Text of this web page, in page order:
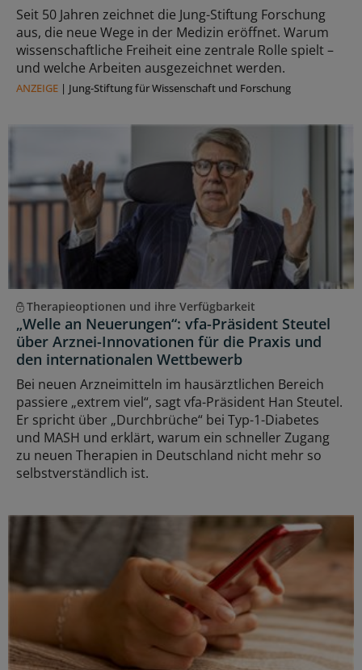
Seit 50 Jahren zeichnet die Jung-Stiftung Forschung
aus, die neue Wege in der Medizin eröffnet. Warum
wissenschaftliche Freiheit eine zentrale Rolle spielt –
und welche Arbeiten ausgezeichnet werden.
ANZEIGE | Jung-Stiftung für Wissenschaft und Forschung
Therapieoptionen und ihre Verfügbarkeit
„Welle an Neuerungen“: vfa-Präsident Steutel
über Arznei-Innovationen für die Praxis und
den internationalen Wettbewerb
Bei neuen Arzneimitteln im hausärztlichen Bereich
passiere „extrem viel“, sagt vfa-Präsident Han Steutel.
Er spricht über „Durchbrüche“ bei Typ-1-Diabetes
und MASH und erklärt, warum ein schneller Zugang
zu neuen Therapien in Deutschland nicht mehr so
selbstverständlich ist.